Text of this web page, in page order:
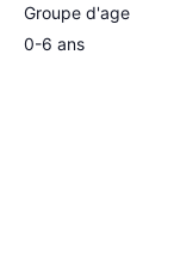
Groupe d'age
0-6 ans